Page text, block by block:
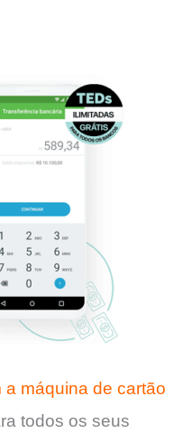
a máquina de cartão
todos os seus